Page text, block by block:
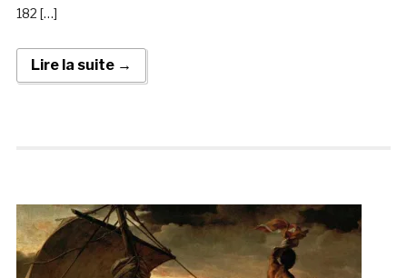
182 […]
Lire la suite →